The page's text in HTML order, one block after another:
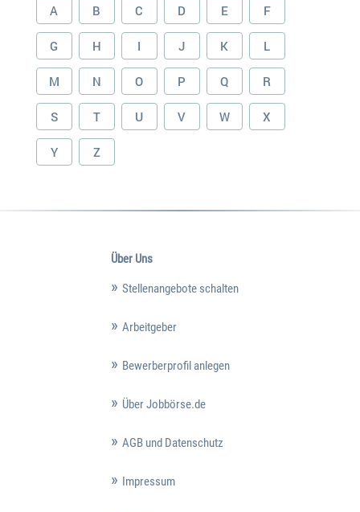
A B C D E F
G H I J K L
M N O P Q R
S T U V W X
Y Z
Über Uns
Stellenangebote schalten
Arbeitgeber
Bewerberprofil anlegen
Über Jobbörse.de
AGB und Datenschutz
Impressum